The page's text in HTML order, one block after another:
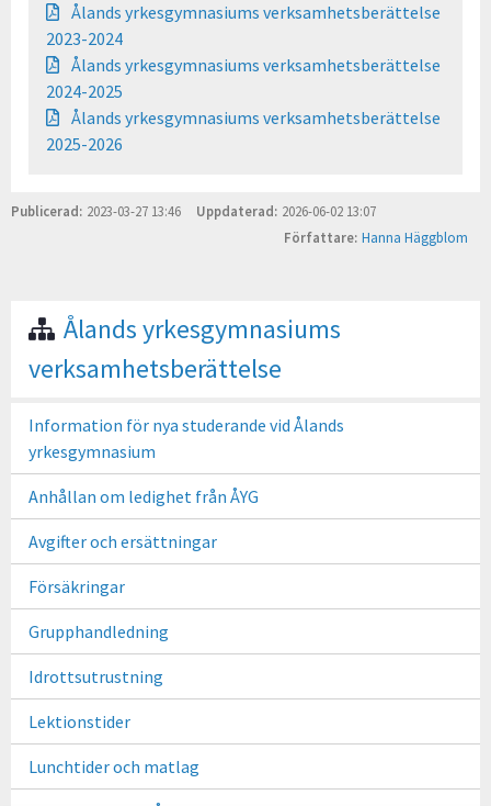
Ålands yrkesgymnasiums verksamhetsberättelse
2023-2024
Ålands yrkesgymnasiums verksamhetsberättelse
2024-2025
Ålands yrkesgymnasiums verksamhetsberättelse
2025-2026
Publicerad 2023-03-27 13:46 Uppdaterad 2026-06-02 13:07
Författare Hanna Häggblom
Ålands yrkesgymnasiums
verksamhetsberättelse
Information för nya studerande vid Ålands
yrkesgymnasium
Anhållan om ledighet från ÅYG
Avgifter och ersättningar
Försäkringar
Grupphandledning
Idrottsutrustning
Lektionstider
Lunchtider och matlag